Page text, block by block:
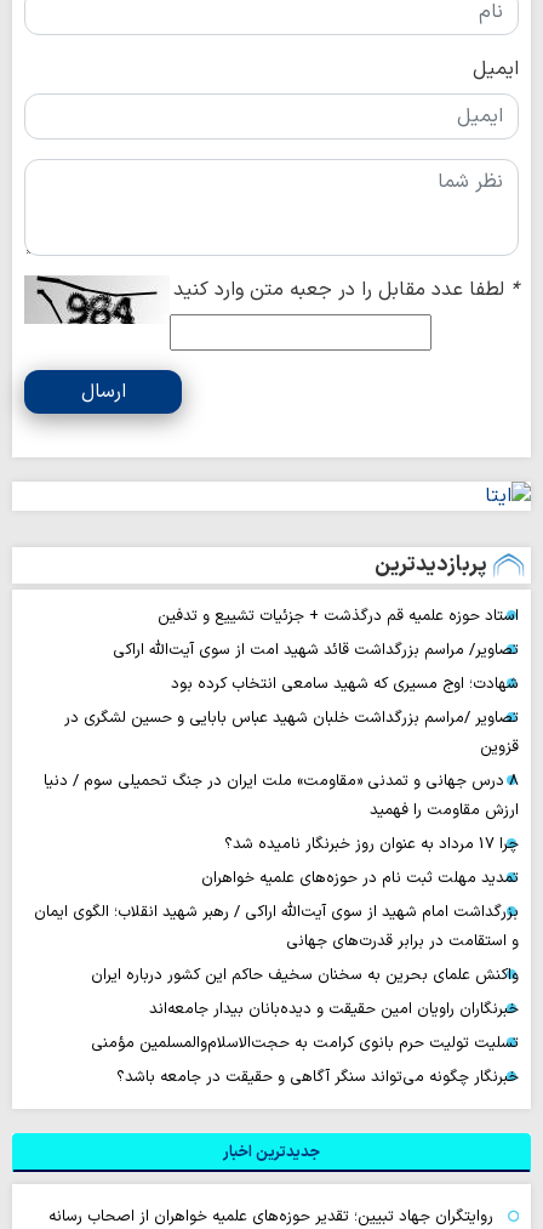
ایمیل
* لطفا عدد مقابل را در جعبه متن وارد کنید
ارسال
پربازدیدترین
استاد حوزه علمیه قم درگذشت + جزئیات تشییع و تدفین
تصاویر/ مراسم بزرگداشت قائد شهید امت از سوی آیت‌الله اراکی
شهادت؛ اوج مسیری که شهید سامعی انتخاب کرده بود
تصاویر /مراسم بزرگداشت خلبان شهید عباس بابایی و حسین لشگری در
قزوین
۸ درس جهانی و تمدنی «مقاومت» ملت ایران در جنگ تحمیلی سوم / دنیا
ارزش مقاومت را فهمید
چرا 17 مرداد به عنوان روز خبرنگار نامیده شد؟
تمدید مهلت ثبت نام در حوزه‌های علمیه خواهران
بزرگداشت امام شهید از سوی آیت‌الله اراکی / رهبر شهید انقلاب؛ الگوی ایمان
و استقامت در برابر قدرت‌های جهانی
واکنش علمای بحرین به سخنان سخیف حاکم این کشور درباره ایران
خبرنگاران راویان امین حقیقت و دیده‌بانان بیدار جامعه‌اند
تسلیت تولیت حرم بانوی کرامت به حجت‌الاسلام‌والمسلمین مؤمنی
خبرنگار چگونه می‌تواند سنگر آگاهی و حقیقت در جامعه باشد؟
جدیدترین اخبار
روایتگران جهاد تبیین؛ تقدیر حوزه‌های علمیه خواهران از اصحاب رسانه